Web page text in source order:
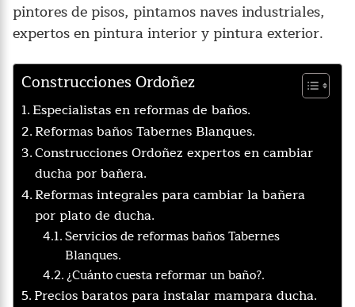
pintores de pisos, pintamos naves industriales,
expertos en pintura interior y pintura exterior.
Construcciones Ordoñez
Especialistas en reformas de baños.
Reformas baños Tabernes Blanques.
Construcciones Ordoñez expertos en cambiar
ducha por bañera.
Reformas integrales para cambiar la bañera
por plato de ducha.
Servicios de reformas baños Tabernes
Blanques.
¿Cuánto cuesta reformar un baño?.
Precios baratos para instalar mampara ducha.